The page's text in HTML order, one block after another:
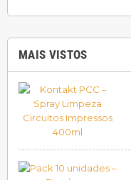
MAIS VISTOS